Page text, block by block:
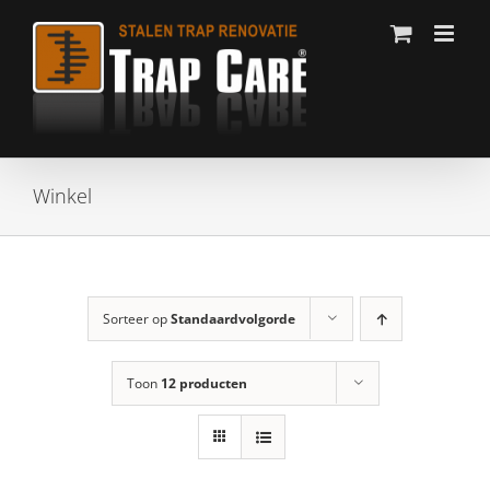
inhoud
Winkel
Sorteer opStandaardvolgorde
Toon 12 producten